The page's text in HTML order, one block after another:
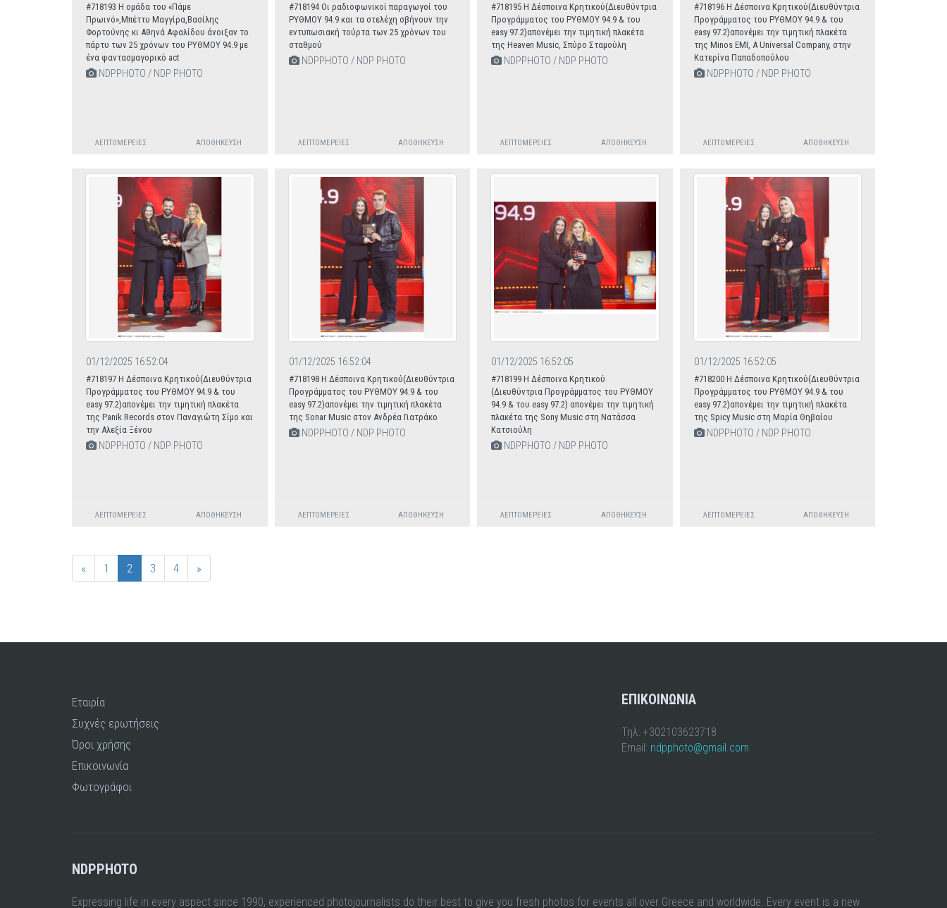
#718193 Η ομάδα του «Πάμε
Πρωινό»,Μπέττυ Μαγγίρα,Βασίλης
Φορτούνης κι Αθηνά Αφαλίδου άνοιξαν το
πάρτυ των 25 χρόνων του ΡΥΘΜΟΥ 94.9 με
ένα φαντασμαγορικό act
NDPPHOTO / NDP PHOTO
ΛΕΠΤΟΜΈΡΕΙΕΣ ΑΠΟΘΉΚΕΥΣΗ
#718194 Οι ραδιοφωνικοί παραγωγοί του
ΡΥΘΜΟΥ 94.9 και τα στελέχη σβήνουν την
εντυπωσιακή τούρτα των 25 χρόνων του
σταθμού
NDPPHOTO / NDP PHOTO
ΛΕΠΤΟΜΈΡΕΙΕΣ ΑΠΟΘΉΚΕΥΣΗ
#718195 Η Δέσποινα Κρητικού(Διευθύντρια
Προγράμματος του ΡΥΘΜΟΥ 94.9 & του
easy 97.2)απονέμει την τιμητική πλακέτα
της Heaven Music, Σπύρο Σταμούλη
NDPPHOTO / NDP PHOTO
ΛΕΠΤΟΜΈΡΕΙΕΣ ΑΠΟΘΉΚΕΥΣΗ
#718196 Η Δέσποινα Κρητικού(Διευθύντρια
Προγράμματος του ΡΥΘΜΟΥ 94.9 & του
easy 97.2)απονέμει την τιμητική πλακέτα
της Minos EMI, A Universal Company, στην
Κατερίνα Παπαδοπούλου
NDPPHOTO / NDP PHOTO
ΛΕΠΤΟΜΈΡΕΙΕΣ ΑΠΟΘΉΚΕΥΣΗ
01/12/2025 16:52:04
#718197 Η Δέσποινα Κρητικού(Διευθύντρια
Προγράμματος του ΡΥΘΜΟΥ 94.9 & του
easy 97.2)απονέμει την τιμητική πλακέτα
της Panik Records στον Παναγιώτη Σίμο και
την Αλεξία Ξένου
NDPPHOTO / NDP PHOTO
ΛΕΠΤΟΜΈΡΕΙΕΣ ΑΠΟΘΉΚΕΥΣΗ
01/12/2025 16:52:04
#718198 Η Δέσποινα Κρητικού(Διευθύντρια
Προγράμματος του ΡΥΘΜΟΥ 94.9 & του
easy 97.2)απονέμει την τιμητική πλακέτα
της Sonar Music στον Ανδρέα Γιατράκο
NDPPHOTO / NDP PHOTO
ΛΕΠΤΟΜΈΡΕΙΕΣ ΑΠΟΘΉΚΕΥΣΗ
01/12/2025 16:52:05
#718199 Η Δέσποινα Κρητικού
(Διευθύντρια Προγράμματος του ΡΥΘΜΟΥ
94.9 & του easy 97.2) απονέμει την τιμητική
πλακέτα της Sony Music στη Νατάσσα
Κατσιούλη
NDPPHOTO / NDP PHOTO
ΛΕΠΤΟΜΈΡΕΙΕΣ ΑΠΟΘΉΚΕΥΣΗ
01/12/2025 16:52:05
#718200 Η Δέσποινα Κρητικού(Διευθύντρια
Προγράμματος του ΡΥΘΜΟΥ 94.9 & του
easy 97.2)απονέμει την τιμητική πλακέτα
της Spicy Music στη Μαρία Θηβαίου
NDPPHOTO / NDP PHOTO
ΛΕΠΤΟΜΈΡΕΙΕΣ ΑΠΟΘΉΚΕΥΣΗ
« 1 2 3 4 »
Εταιρία
Συχνές ερωτήσεις
Όροι χρήσης
Επικοινωνία
Φωτογράφοι
ΕΠΙΚΟΙΝΩΝΙΑ
Τηλ: +302103623718
Email: ndpphoto@gmail.com
NDPPHOTO
Expressing life in every aspect since 1990, experienced photojournalists do their best to give you fresh photos for events all over Greece and worldwide. Every event is a new